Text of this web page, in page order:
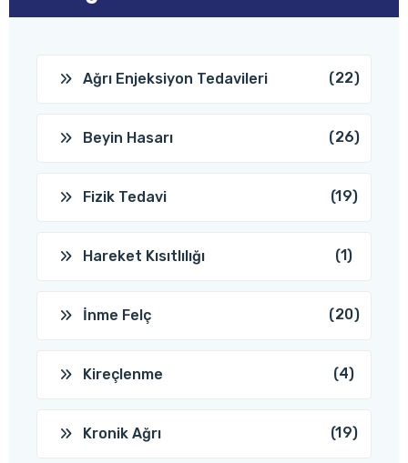
Ağrı Enjeksiyon Tedavileri (22)
Beyin Hasarı (26)
Fizik Tedavi (19)
Hareket Kısıtlılığı (1)
İnme Felç (20)
Kireçlenme (4)
Kronik Ağrı (19)